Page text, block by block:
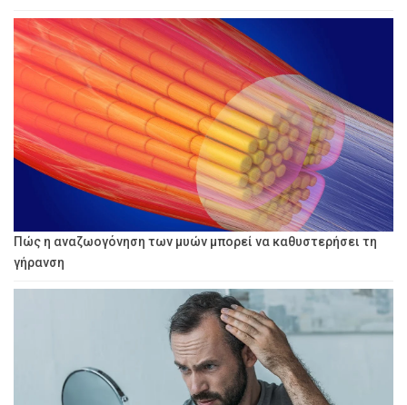
Πώς η αναζωογόνηση των μυών μπορεί να καθυστερήσει τη
γήρανση